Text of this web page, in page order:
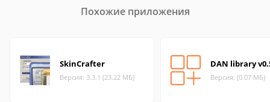
Похожие приложения
SkinCrafter
Версия: 3.3.1 (23.22 МБ)
DAN library
Версия: (0.07 МБ)